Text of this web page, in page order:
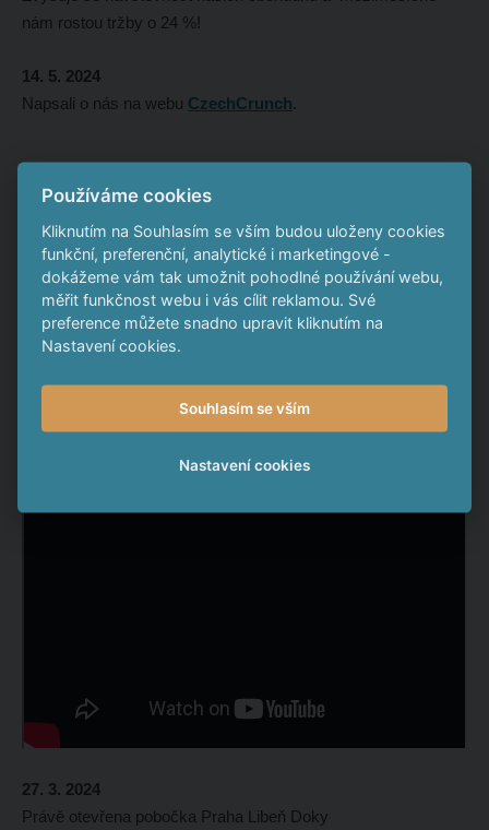
nám rostou tržby o 24 %!
14. 5. 2024
Napsali o nás na webu CzechCrunch.
Až budete chtít v noci někde v Libni nakoupit >Boudníkova
2514
Jak to v nové plně automatizované prodejně v Libni vypadá a
funguje?
27. 3. 2024
Právě otevřena pobočka Praha Libeň Doky
Používáme cookies
Kliknutím na Souhlasím se vším budou uloženy cookies
funkční, preferenční, analytické i marketingové -
dokážeme vám tak umožnit pohodlné používání webu,
měřit funkčnost webu i vás cílit reklamou. Své
preference můžete snadno upravit kliknutím na
Nastavení cookies.
Souhlasím se vším
Nastavení cookies